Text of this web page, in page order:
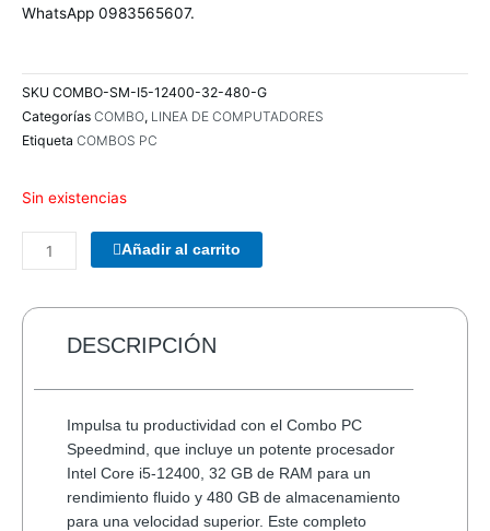
WhatsApp 0983565607.
SKU COMBO-SM-I5-12400-32-480-G
Categorías COMBO, LINEA DE COMPUTADORES
Etiqueta COMBOS PC
Sin existencias
COMBO
TECLADO/MOUSE
178990
INALAMBRICO
Añadir al carrito
DESCRIPCIÓN
Impulsa tu productividad con el Combo PC
Speedmind, que incluye un potente procesador
Intel Core i5-12400, 32 GB de RAM para un
rendimiento fluido y 480 GB de almacenamiento
para una velocidad superior. Este completo